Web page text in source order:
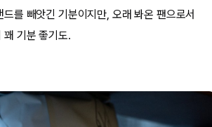
를 빼앗긴 기분이지만, 오래 봐온 팬으로서
꽤 기분 좋기도.